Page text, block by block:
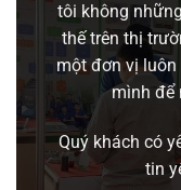
tôi không
thế trên thị
một đơn vị
mình để
Quý khách có
tin